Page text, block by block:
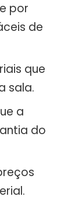
por
de
que
sala.
a
do